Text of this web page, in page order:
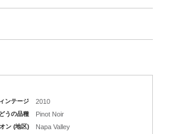
ンテージ 2010
うの品種 Pinot Noir
ン (地区) Napa Valley